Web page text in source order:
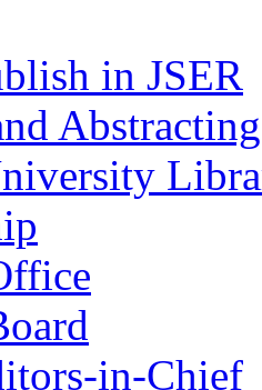
in JSER
Abstracting
in-Chief